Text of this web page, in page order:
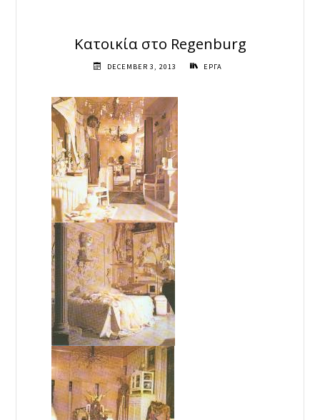
Κατοικία στο Regenburg
DECEMBER 3, 2013 ΕΡΓΑ